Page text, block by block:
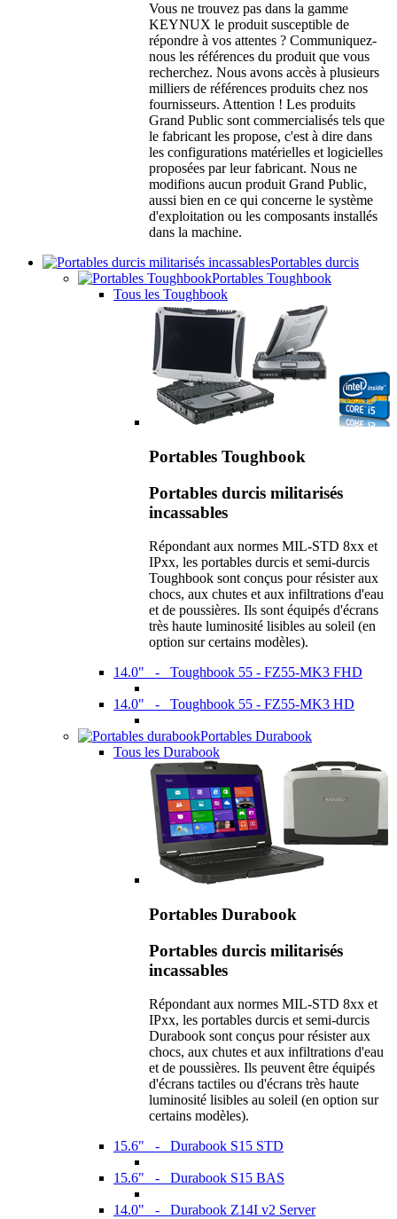
Vous ne trouvez pas dans la gamme
KEYNUX le produit susceptible de
répondre à vos attentes ? Communiquez-
nous les références du produit que vous
recherchez. Nous avons accès à plusieurs
milliers de références produits chez nos
fournisseurs. Attention ! Les produits
Grand Public sont commercialisés tels que
le fabricant les propose, c'est à dire dans
les configurations matérielles et logicielles
proposées par leur fabricant. Nous ne
modifions aucun produit Grand Public,
aussi bien en ce qui concerne le système
d'exploitation ou les composants installés
dans la machine.
Portables durcis
Portables Toughbook
Tous les Toughbook
Portables Toughbook
Portables durcis militarisés
incassables
Répondant aux normes MIL-STD 8xx et
IPxx, les portables durcis et semi-durcis
Toughbook sont conçus pour résister aux
chocs, aux chutes et aux infiltrations d'eau
et de poussières. Ils sont équipés d'écrans
très haute luminosité lisibles au soleil (en
option sur certains modèles).
14.0" - Toughbook 55 - FZ55-MK3 FHD
14.0" - Toughbook 55 - FZ55-MK3 HD
Portables Durabook
Tous les Durabook
Portables Durabook
Portables durcis militarisés
incassables
Répondant aux normes MIL-STD 8xx et
IPxx, les portables durcis et semi-durcis
Durabook sont conçus pour résister aux
chocs, aux chutes et aux infiltrations d'eau
et de poussières. Ils peuvent être équipés
d'écrans tactiles ou d'écrans très haute
luminosité lisibles au soleil (en option sur
certains modèles).
15.6" - Durabook S15 STD
15.6" - Durabook S15 BAS
14.0" - Durabook Z14I v2 Server